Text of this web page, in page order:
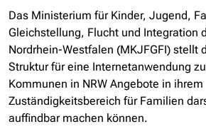
Das Ministerium für Kinder, Jugend,
Gleichstellung, Flucht und Integration
Nordrhein-Westfalen (MKJFGFI) stellt
Struktur für eine Internetanwendung
Kommunen in NRW Angebote in ihrem
Zuständigkeitsbereich für Familien
auffindbar machen können.